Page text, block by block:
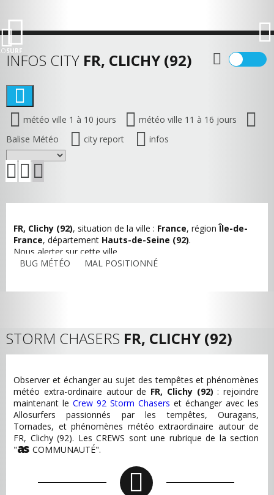
SURF
INFOS CITY FR, CLICHY (92)
météo ville 1 à 10 jours
météo ville 11 à 16 jours
Balise Météo
city report infos
FR, Clichy (92), situation de la ville : France, régionÎle-de-
France, département Hauts-de-Seine (92).
Nous alerter sur cette ville
BUG MÉTÉO
MAL POSITIONNÉ
STORM CHASERS FR, CLICHY (92)
Observer et échanger au sujet des tempêtes et phénomènes
météo extra-ordinaire autour de FR, Clichy (92) : rejoindre
maintenant le Crew 92 Storm Chasers et échanger avec les
Allosurfers passionnés par les tempêtes, Ouragans,
Tornades, et phénomènes météo extraordinaire autour de
FR, Clichy (92). Les CREWS sont une rubrique de la section
"as COMMUNAUTÉ".